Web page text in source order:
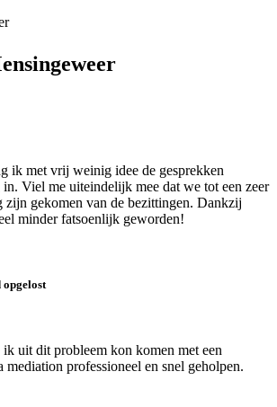
ik met vrij weinig idee de gesprekken
Viel me uiteindelijk mee dat we tot een zeer
zijn gekomen van de bezittingen. Dankzij
minder fatsoenlijk geworden!
opgelost
uit dit probleem kon komen met een
mediation professioneel en snel geholpen.